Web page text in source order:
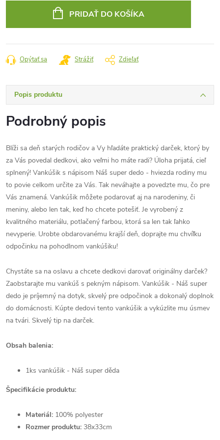
PRIDAŤ DO KOŠÍKA
Opýtať sa Strážiť Zdieľať
Popis produktu
Podrobný popis
Blíži sa deň starých rodičov a Vy hľadáte praktický darček, ktorý by
za Vás povedal dedkovi, ako veľmi ho máte radi? Úloha prijatá, cieľ
splnený! Vankúšik s nápisom Náš super dedo - hviezda rodiny mu
to povie celkom určite za Vás. Tak neváhajte a povedzte mu, čo pre
Vás znamená. Vankúšik môžete podarovať aj na narodeniny, či
meniny, alebo len tak, keď ho chcete potešiť. Je vyrobený z
kvalitného materiálu, potlačený farbou, ktorá sa len tak ľahko
nevyperie. Urobte obdarovanému krajší deň, doprajte mu chvíľku
odpočinku na pohodlnom vankúšiku!
Chystáte sa na oslavu a chcete dedkovi darovať originálny darček?
Zaobstarajte mu vankúš s pekným nápisom. Vankúšik - Náš super
dedo je príjemný na dotyk, skvelý pre odpočinok a dokonalý doplnok
do domácnosti. Kúpte dedovi tento vankúšik a vykúzlite mu úsmev
na tvári. Skvelý tip na darček.
Obsah balenia:
1ks vankúšik - Náš super děda
Špecifikácie produktu:
Materiál: 100% polyester
Rozmer produktu: 38x33cm